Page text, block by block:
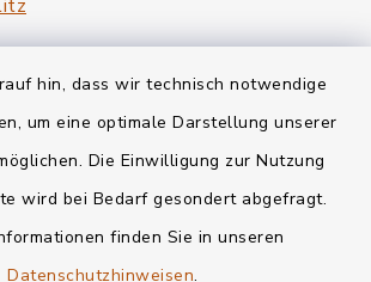
hin, dass wir technisch notwendige
um eine optimale Darstellung unserer
Die Einwilligung zur Nutzung
wird bei Bedarf gesondert abgefragt.
finden Sie in unseren
Datenschutzhinweisen.
Barrierefreiheit